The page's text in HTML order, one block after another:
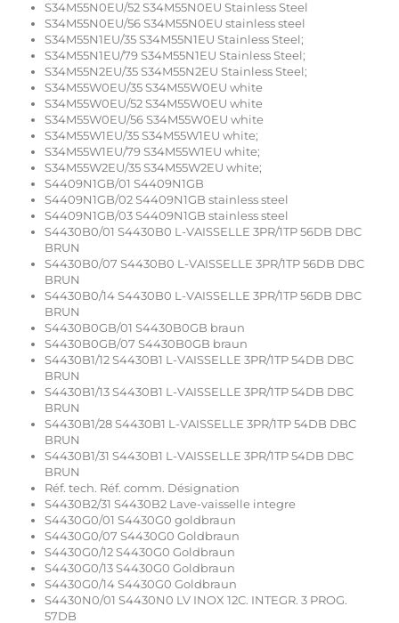
S34M55N0EU/52 S34M55N0EU Stainless Steel
S34M55N0EU/56 S34M55N0EU stainless steel
S34M55N1EU/35 S34M55N1EU Stainless Steel;
S34M55N1EU/79 S34M55N1EU Stainless Steel;
S34M55N2EU/35 S34M55N2EU Stainless Steel;
S34M55W0EU/35 S34M55W0EU white
S34M55W0EU/52 S34M55W0EU white
S34M55W0EU/56 S34M55W0EU white
S34M55W1EU/35 S34M55W1EU white;
S34M55W1EU/79 S34M55W1EU white;
S34M55W2EU/35 S34M55W2EU white;
S4409N1GB/01 S4409N1GB
S4409N1GB/02 S4409N1GB stainless steel
S4409N1GB/03 S4409N1GB stainless steel
S4430B0/01 S4430B0 L-VAISSELLE 3PR/1TP 56DB DBC
BRUN
S4430B0/07 S4430B0 L-VAISSELLE 3PR/1TP 56DB DBC
BRUN
S4430B0/14 S4430B0 L-VAISSELLE 3PR/1TP 56DB DBC
BRUN
S4430B0GB/01 S4430B0GB braun
S4430B0GB/07 S4430B0GB braun
S4430B1/12 S4430B1 L-VAISSELLE 3PR/1TP 54DB DBC
BRUN
S4430B1/13 S4430B1 L-VAISSELLE 3PR/1TP 54DB DBC
BRUN
S4430B1/28 S4430B1 L-VAISSELLE 3PR/1TP 54DB DBC
BRUN
S4430B1/31 S4430B1 L-VAISSELLE 3PR/1TP 54DB DBC
BRUN
Réf. tech. Réf. comm. Désignation
S4430B2/31 S4430B2 Lave-vaisselle integre
S4430G0/01 S4430G0 goldbraun
S4430G0/07 S4430G0 Goldbraun
S4430G0/12 S4430G0 Goldbraun
S4430G0/13 S4430G0 Goldbraun
S4430G0/14 S4430G0 Goldbraun
S4430N0/01 S4430N0 LV INOX 12C. INTEGR. 3 PROG.
57DB